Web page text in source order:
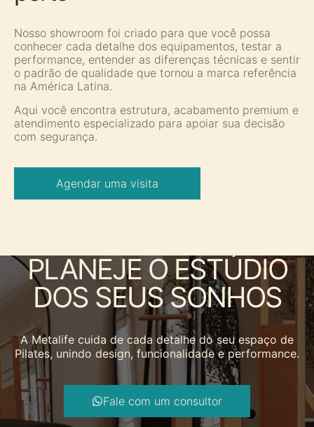
Nosso showroom foi criado para que você possa
conhecer cada detalhe dos equipamentos, testar a
performance, entender as diferenças técnicas e sentir
o padrão de qualidade que tornou a marca referência
na América Latina.
Aqui você encontra estrutura, acabamento premium e
atendimento especializado para apoiar sua decisão
com segurança.
Agendar uma visita
PLANEJE O ESTÚDIO
DOS SEUS SONHOS
A Metalife cuida de cada detalhe do seu espaço de
Pilates, unindo design, funcionalidade e performance.
Fale com um consultor